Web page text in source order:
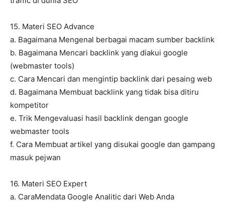
15. Materi SEO Advance
a. Bagaimana Mengenal berbagai macam sumber backlink
b. Bagaimana Mencari backlink yang diakui google
(webmaster tools)
c. Cara Mencari dan mengintip backlink dari pesaing web
d. Bagaimana Membuat backlink yang tidak bisa ditiru
kompetitor
e. Trik Mengevaluasi hasil backlink dengan google
webmaster tools
f. Cara Membuat artikel yang disukai google dan gampang
masuk pejwan
16. Materi SEO Expert
a. CaraMendata Google Analitic dari Web Anda